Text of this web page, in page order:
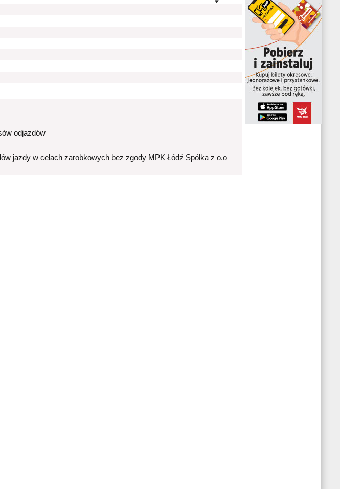
odjazdów
jazdy w celach zarobkowych bez zgody MPK Łódź Spółka z o.o